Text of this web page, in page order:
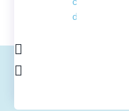
de l'énergie